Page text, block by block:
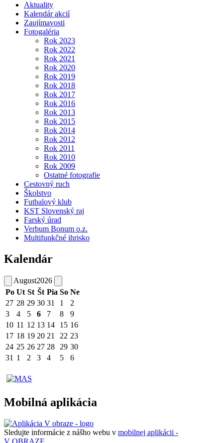
Aktuality
Kalendár akcií
Zaujímavosti
Fotogaléria
Rok 2023
Rok 2022
Rok 2021
Rok 2020
Rok 2019
Rok 2018
Rok 2017
Rok 2016
Rok 2013
Rok 2015
Rok 2014
Rok 2012
Rok 2011
Rok 2010
Rok 2009
Ostatné fotografie
Cestovný ruch
Školstvo
Futbalový klub
KST Slovenský raj
Farský úrad
Verbum Bonum o.z.
Multifunkčné ihrisko
Kalendár
August2026
Po Ut St Št Pia So Ne
27 28 29 30 31 1
2
3
4 5 6 7 8
9
10 11 12 13 14 15 16
17 18 19 20 21 22 23
24 25 26 27 28 29 30
31 1 2 3 4 5 6
Mobilná aplikácia
Sledujte informácie z nášho webu v mobilnej aplikácii -
V OBRAZE.